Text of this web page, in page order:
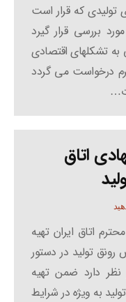
که قرار است
بررسی قرار گیرد
تشکلهای اقتصادی
درخواست می گردد
اتاق
اتاق ایران تهیه
تولید در دستور
نظر دارد ضمن تهیه
به ویژه در شرایط